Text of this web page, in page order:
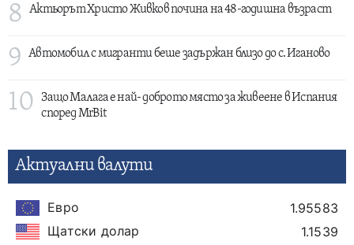
8 Актьорът Христо Живков почина на 48-годишна възраст
9 Автомобил с мигранти беше задържан близо до с. Иганово
10
Защо Малага е най- доброто място за живеене в Испания
според MrBit
Актуални валути
Евро
1.95583
Щатски долар
1.1539